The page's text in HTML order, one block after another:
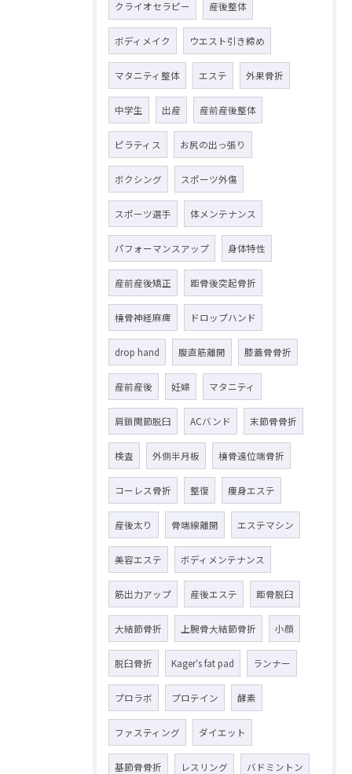
クライオセラピー 産後整体
ボディメイク ウエスト引き締め
マタニティ整体 エステ 外果骨折
中学生 出産 産前産後整体
ピラティス お尻の出っ張り
ボクシング スポーツ外傷
スポーツ選手 体メンテナンス
パフォーマンスアップ 身体特性
産前産後矯正 距骨後突起骨折
橈骨神経麻痺 ドロップハンド
drop hand 腹直筋離開 膝蓋骨骨折
産前産後 妊婦 マタニティ
肩鎖関節脱臼 ACバンド 末節骨骨折
検査 外側半月板 橈骨遠位端骨折
コーレス骨折 整復 痩身エステ
産後太り 骨端線離開 エステマシン
美容エステ ボディメンテナンス
筋出力アップ 産後エステ 距骨脱臼
大結節骨折 上腕骨大結節骨折 小顔
脱臼骨折 Kager‘s fat pad ランナー
プロラボ プロテイン 酵素
ファスティング ダイエット
基節骨骨折 レスリング バドミントン